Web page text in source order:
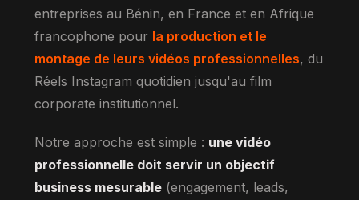
entreprises au Bénin, en France et en Afrique
francophone pour la production et le
montage de leurs vidéos professionnelles, du
Réels Instagram quotidien jusqu'au film
corporate institutionnel.
Notre approche est simple : une vidéo
professionnelle doit servir un objectif
business mesurable(engagement, leads,